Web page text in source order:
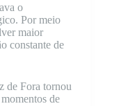
o
Por meio
maior
constante de
de Fora tornou
de